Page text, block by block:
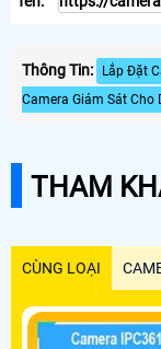
Thông Tin: Lắp Đặt
Camera Giám Sát Cho
THAM
CÙNG LOẠI